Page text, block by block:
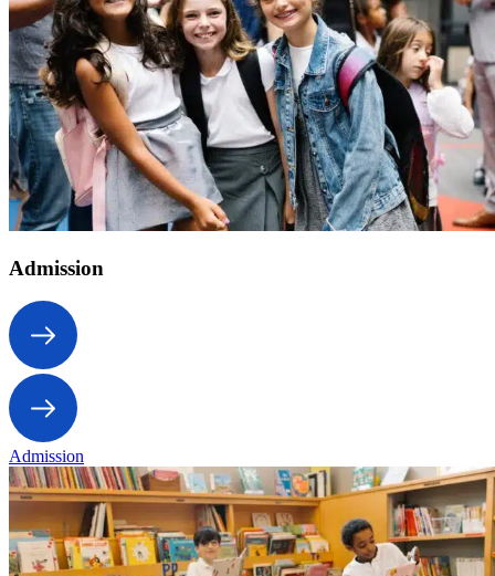
Admission
Admission